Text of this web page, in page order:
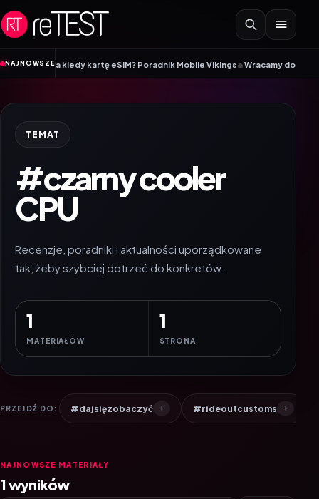
Przejdź do treści
NAJNOWSZE
SIM, a kiedy kartę eSIM? Poradnik Mobile Vikings•Wracamy do szkoły z
TEMAT
#czarny cooler
CPU
Recenzje, poradniki i aktualności uporządkowane
tak, żeby szybciej dotrzeć do konkretów.
1
MATERIAŁÓW
1
STRONA
PRZEJDŹ DO: #dajsięzobaczyć 1 #rideoutcustoms 1
NAJNOWSZE MATERIAŁY
1 wyników